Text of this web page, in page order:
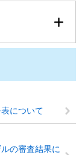
について
の審査結果に